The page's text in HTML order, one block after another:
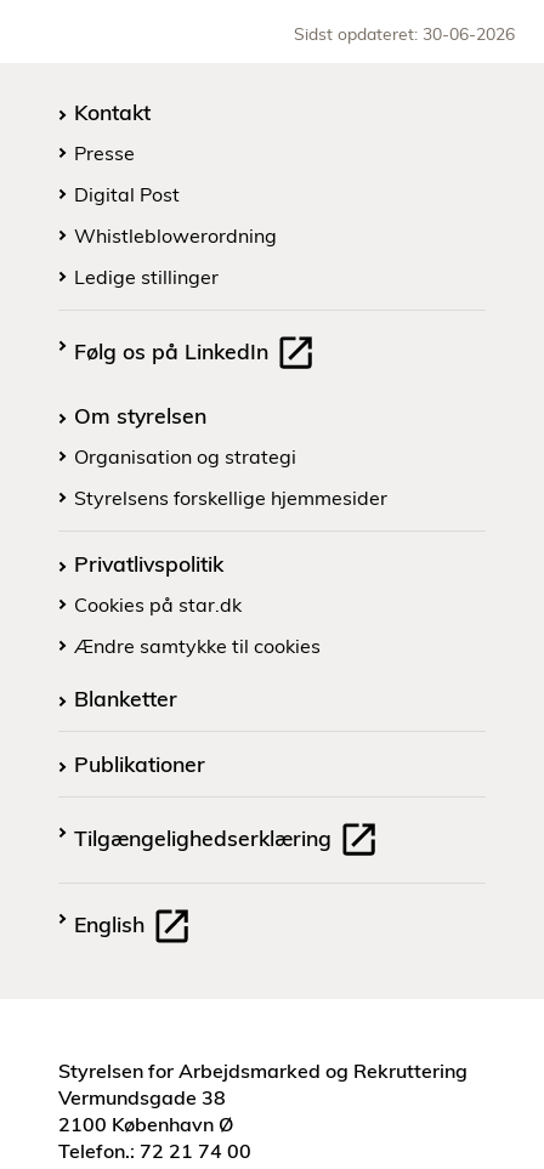
Sidst opdateret: 30-06-2026
Kontakt
Presse
Digital Post
Whistleblowerordning
Ledige stillinger
Følg os på LinkedIn
Om styrelsen
Organisation og strategi
Styrelsens forskellige hjemmesider
Privatlivspolitik
Cookies på star.dk
Ændre samtykke til cookies
Blanketter
Publikationer
Tilgængelighedserklæring
English
Styrelsen for Arbejdsmarked og Rekruttering
Vermundsgade 38
2100 København Ø
Telefon.: 72 21 74 00